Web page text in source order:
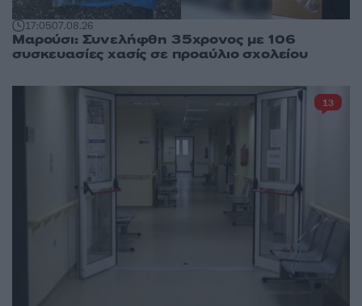
17:0507.08.26
Μαρούσι: Συνελήφθη 35χρονος με 106
συσκευασίες χασίς σε προαύλιο σχολείου
13